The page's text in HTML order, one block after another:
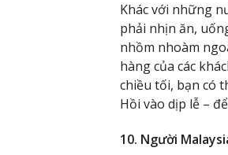
Khác với những
phải nhịn ăn,
nhồm nhoàm
hàng của các
chiều tối, bạn có
Hồi vào dịp lễ –
10. Người